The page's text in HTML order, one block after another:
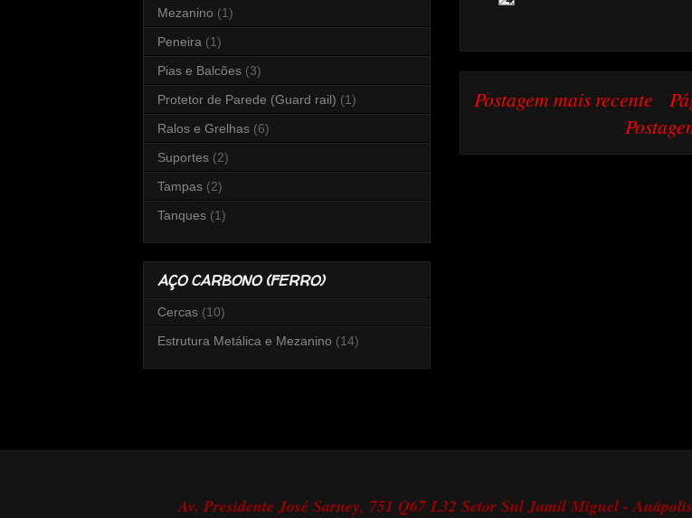
Postagem mais recente
Mezanino (1)
Peneira (1)
Pias e Balcões (3)
Protetor de Parede (Guard rail) (1)
Ralos e Grelhas (6)
Suportes (2)
Tampas (2)
Tanques (1)
AÇO CARBONO (FERRO)
Cercas (10)
Estrutura Metálica e Mezanino (14)
Av. Presidente José Sarney, 751 Q67 L32 Setor Sul Jamil Miguel -